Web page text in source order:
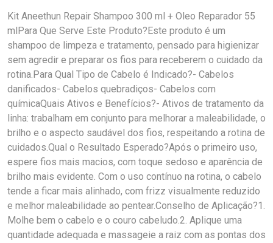
Kit Aneethun Repair Shampoo 300 ml + Oleo Reparador 55
mlPara Que Serve Este Produto?Este produto é um
shampoo de limpeza e tratamento, pensado para higienizar
sem agredir e preparar os fios para receberem o cuidado da
rotina.Para Qual Tipo de Cabelo é Indicado?- Cabelos
danificados- Cabelos quebradiços- Cabelos com
químicaQuais Ativos e Benefícios?- Ativos de tratamento da
linha: trabalham em conjunto para melhorar a maleabilidade, o
brilho e o aspecto saudável dos fios, respeitando a rotina de
cuidados.Qual o Resultado Esperado?Após o primeiro uso,
espere fios mais macios, com toque sedoso e aparência de
brilho mais evidente. Com o uso contínuo na rotina, o cabelo
tende a ficar mais alinhado, com frizz visualmente reduzido
e melhor maleabilidade ao pentear.Conselho de Aplicação?1.
Molhe bem o cabelo e o couro cabeludo.2. Aplique uma
quantidade adequada e massageie a raiz com as pontas dos